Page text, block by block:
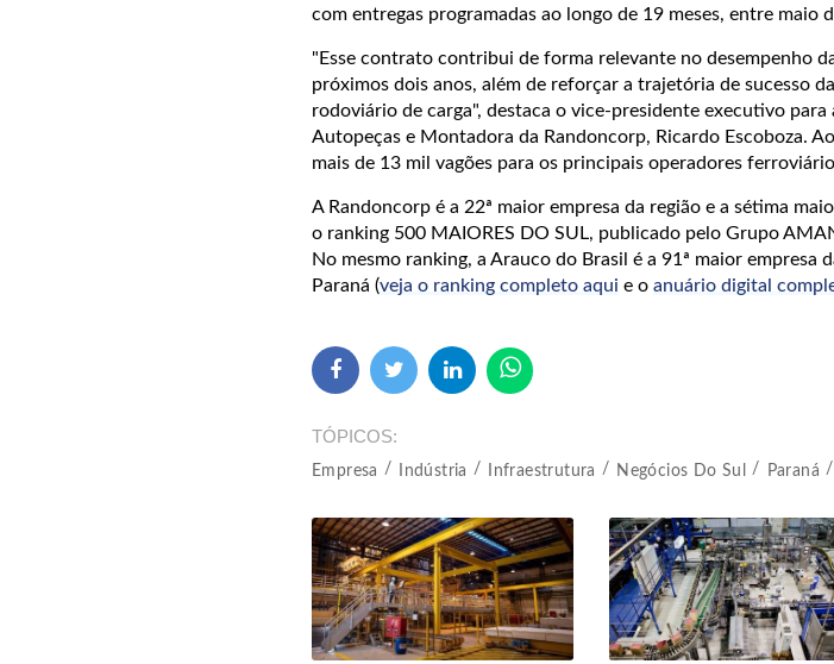
com entregas programadas ao longo de 19 meses, entre maio
"Esse contrato contribui de forma relevante no desempenho
próximos dois anos, além de reforçar a trajetória de sucesso
rodoviário de carga", destaca o vice-presidente executivo para
Autopeças e Montadora da Randoncorp, Ricardo Escoboza.
mais de 13 mil vagões para os principais operadores
A Randoncorp é a 22ª maior empresa da região e a sétima
o ranking 500 MAIORES DO SUL, publicado pelo Grupo
No mesmo ranking, a Arauco do Brasil é a 91ª maior empresa
Paraná (veja o ranking completo aqui e o anuário digital
TÓPICOS
Empresa Indústria Infraestrutura Negócios Do Sul Paraná